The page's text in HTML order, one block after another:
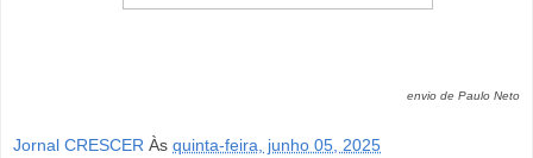
envio de Paulo Neto
Jornal CRESCER Às quinta-feira, junho 05, 2025